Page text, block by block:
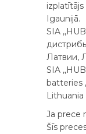
Igaunijā.
SIA
Латвии,
SIA
batteries
Ja prece
Šīs